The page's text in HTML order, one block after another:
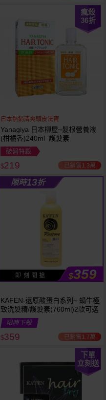
瘋殺
36折
日本熱銷清爽頭皮法寶
Yanagiya 日本柳屋~髮根營養液
(柑橘香)240ml 護髮素
破盤特殺
$219 已銷售1.3萬
限時13折
即 刻 開 搶 $359
KAFEN-還原酸蛋白系列~ 蝸牛極
致洗髮精/護髮素(760ml)2款可選
限時下殺
$359 已銷售1.7萬
下單
立刻送